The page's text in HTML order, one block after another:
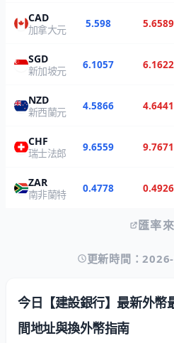
CAD
加拿大元
5.598 5.6589
SGD
新加坡元
6.1057 6.1622
NZD
新西蘭元
4.5866 4.6441
CHF
瑞士法郎
9.6559 9.7671
ZAR
南非蘭特
0.4778 0.4926
匯率
更新時間：
今日【建設銀行】最新外幣
間地址與換外幣指南